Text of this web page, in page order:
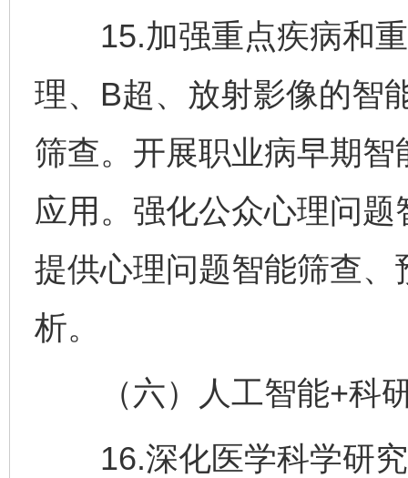
15.加强重点疾病和重
理、B超、放射影像的智
筛查。开展职业病早期
应用。强化公众心理问
提供心理问题智能筛查
析。
（六）人工智能+科
16.深化医学科学研究